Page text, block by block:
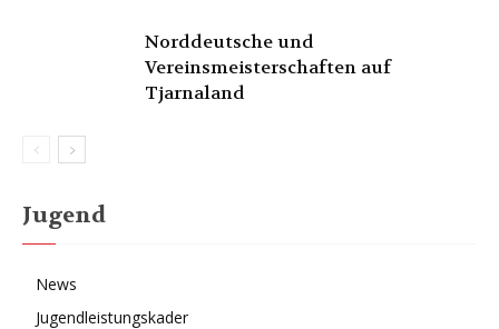
Norddeutsche und
Vereinsmeisterschaften auf
Tjarnaland
Jugend
News
Jugendleistungskader